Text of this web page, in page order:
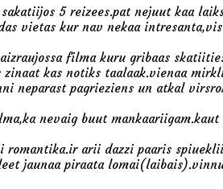
5 reizees.pat nejuut kaa
vietas kur nav nekaa
filma kuru gribaas
zinaat kas notiks taalaak.vienaa
neparast pagrieziens un atkal
nevaig buut
romantika.ir arii dazzi paaris
jaunaa piraata